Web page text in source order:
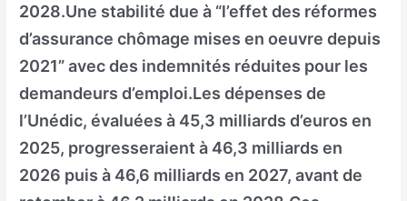
2028.Une stabilité due à “l’effet des réformes
d’assurance chômage mises en oeuvre depuis
2021” avec des indemnités réduites pour les
demandeurs d’emploi.Les dépenses de
l’Unédic, évaluées à 45,3 milliards d’euros en
2025, progresseraient à 46,3 milliards en
2026 puis à 46,6 milliards en 2027, avant de